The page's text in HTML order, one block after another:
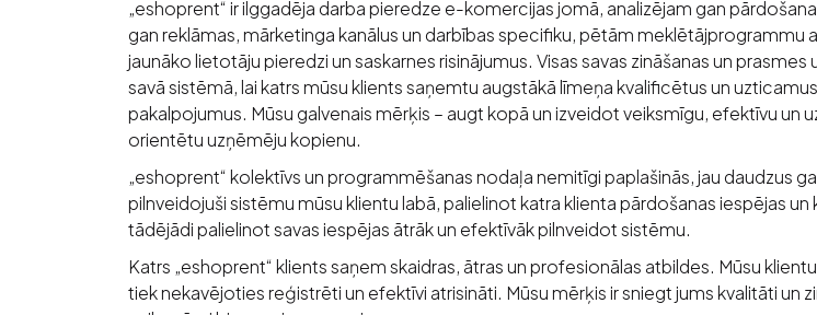
„eshoprent“ ir ilggadēja darba pieredze e-komercijas jomā, analizējam gan
gan reklāmas, mārketinga kanālus un darbības specifiku, pētām meklētājprogrammu
jaunāko lietotāju pieredzi un saskarnes risinājumus. Visas savas zināšanas un prasmes
savā sistēmā, lai katrs mūsu klients saņemtu augstākā līmeņa kvalificētus un uzticamus
pakalpojumus. Mūsu galvenais mērķis – augt kopā un izveidot veiksmīgu, efektīvu un
orientētu uzņēmēju kopienu.
„eshoprent“ kolektīvs un programmēšanas nodaļa nemitīgi paplašinās, jau daudzus
pilnveidojuši sistēmu mūsu klientu labā, palielinot katra klienta pārdošanas iespējas un
tādējādi palielinot savas iespējas ātrāk un efektīvāk pilnveidot sistēmu.
Katrs „eshoprent“ klients saņem skaidras, ātras un profesionālas atbildes. Mūsu
tiek nekavējoties reģistrēti un efektīvi atrisināti. Mūsu mērķis ir sniegt jums kvalitāti un